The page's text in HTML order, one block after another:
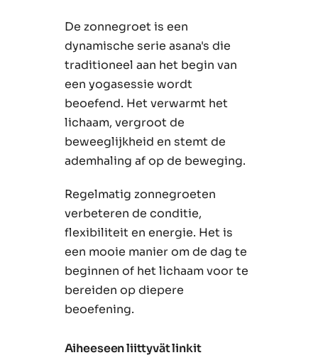
De zonnegroet is een
dynamische serie asana's die
traditioneel aan het begin van
een yogasessie wordt
beoefend. Het verwarmt het
lichaam, vergroot de
beweeglijkheid en stemt de
ademhaling af op de beweging.
Regelmatig zonnegroeten
verbeteren de conditie,
flexibiliteit en energie. Het is
een mooie manier om de dag te
beginnen of het lichaam voor te
bereiden op diepere
beoefening.
Aiheeseen liittyvät linkit